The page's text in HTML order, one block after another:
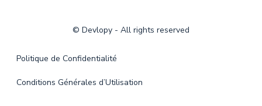
© Devlopy - All rights reserved
Politique de Confidentialité
Conditions Générales d’Utilisation